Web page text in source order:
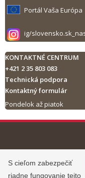
Portál Vaša Európa
ig/
KONTAKTNÉ CENTRUM
+421 2 35 803 083
Technická podpora
Kontaktný formulár
Pondelok až piatok
Tlač obsahu
©2013 - 2026,
Informácie zverejnené
S cieľom zabezpečiť
riadne fungovanie tejto